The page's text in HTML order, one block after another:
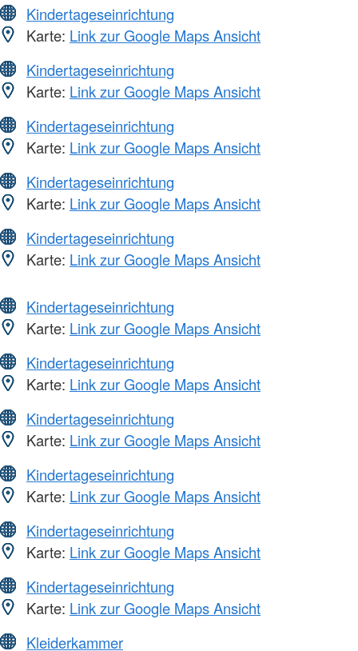
Kindertageseinrichtung
Karte: Link zur Google Maps Ansicht
Kindertageseinrichtung
Karte: Link zur Google Maps Ansicht
Kindertageseinrichtung
Karte: Link zur Google Maps Ansicht
Kindertageseinrichtung
Karte: Link zur Google Maps Ansicht
Kindertageseinrichtung
Karte: Link zur Google Maps Ansicht
Kindertageseinrichtung
Karte: Link zur Google Maps Ansicht
Kindertageseinrichtung
Karte: Link zur Google Maps Ansicht
Kindertageseinrichtung
Karte: Link zur Google Maps Ansicht
Kindertageseinrichtung
Karte: Link zur Google Maps Ansicht
Kindertageseinrichtung
Karte: Link zur Google Maps Ansicht
Kindertageseinrichtung
Karte: Link zur Google Maps Ansicht
Kleiderkammer